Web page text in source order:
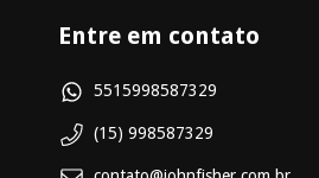
Entre em contato
5515998587329
(15) 998587329